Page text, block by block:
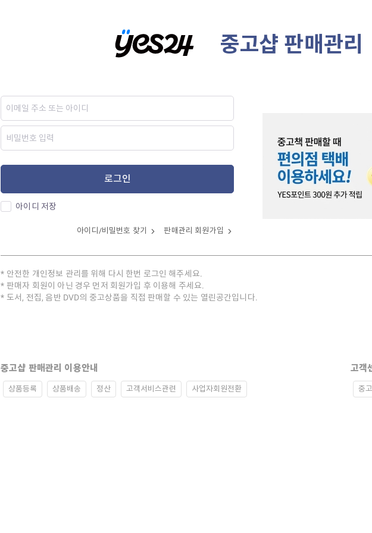
중고샵 판매관리
로그인
아이디 저장
아이디/비밀번호 찾기 판매관리 회원가입
안전한 개인정보 관리를 위해 다시 한번 로그인 해주세요.
판매자 회원이 아닌 경우 먼저 회원가입 후 이용해 주세요.
도서, 전집, 음반 DVD의 중고상품을 직접 판매할 수 있는 열린공간입니다.
중고샵 판매관리 이용안내
상품등록 상품배송 정산 고객서비스관련 사업자회원전환
고객
중